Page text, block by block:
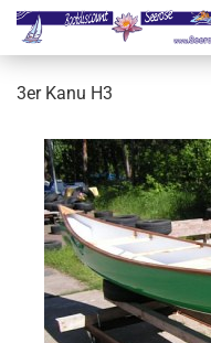
3er Kanu H3